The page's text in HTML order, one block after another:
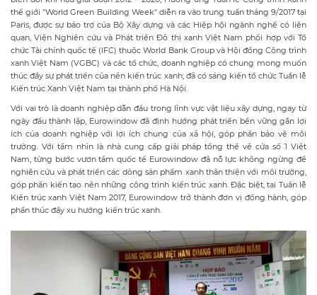
thế giới "World Green Building Week" diễn ra vào trung tuần tháng 9/2017 tại
Paris, được sự bảo trợ của Bộ Xây dựng và các Hiệp hội ngành nghề có liên
quan, Viện Nghiên cứu và Phát triển Đô thị xanh Việt Nam phối hợp với Tổ
chức Tài chính quốc tế (IFC) thuộc World Bank Group và Hội đồng Công trình
xanh Việt Nam (VGBC) và các tổ chức, doanh nghiệp có chung mong muốn
thúc đẩy sự phát triển của nền kiến trúc xanh; đã có sáng kiến tổ chức Tuần lễ
Kiến trúc Xanh Việt Nam tại thành phố Hà Nội.
Với vai trò là doanh nghiệp dẫn đầu trong lĩnh vực vật liệu xây dựng, ngay từ
ngày đầu thành lập, Eurowindow đã định hướng phát triển bền vững gắn lợi
ích của doanh nghiệp với lợi ích chung của xã hội, góp phần bảo vệ môi
trường. Với tầm nhìn là nhà cung cấp giải pháp tổng thể về cửa số 1 Việt
Nam, từng bước vươn tầm quốc tế Eurowindow đã nỗ lực không ngừng để
nghiên cứu và phát triển các dòng sản phẩm xanh thân thiện với môi trường,
góp phần kiến tạo nên những công trình kiến trúc xanh. Đặc biệt, tại Tuần lễ
Kiến trúc xanh Việt Nam 2017, Eurowindow trở thành đơn vị đồng hành, góp
phần thúc đẩy xu hướng kiến trúc xanh.